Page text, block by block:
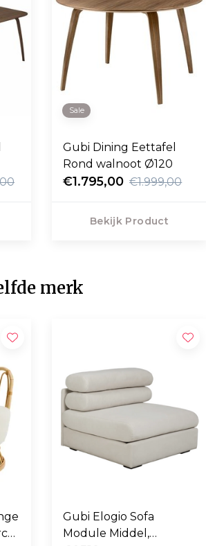
Sale
Gubi Dining Eettafel
Rond walnoot Ø120
€1.795,00 €1.999,00
Bekijk Product
merk
Gubi Elogio Sofa
Module Middel,